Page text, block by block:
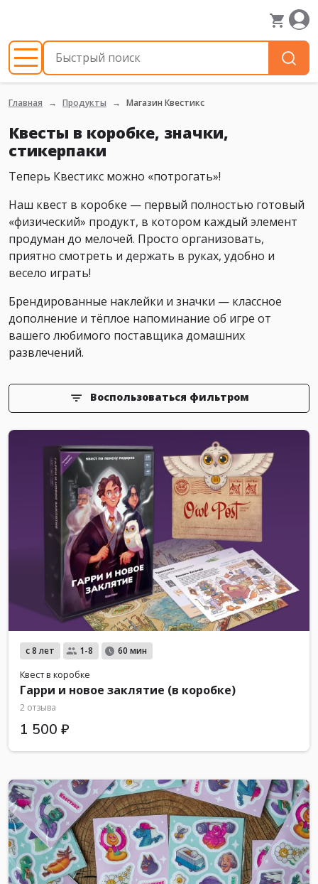
Главная Продукты Магазин Квестикс
Квесты в коробке, значки,
стикерпаки
Теперь Квестикс можно «потрогать»!
Наш квест в коробке — первый полностью готовый
«физический» продукт, в котором каждый элемент
продуман до мелочей. Просто организовать,
приятно смотреть и держать в руках, удобно и
весело играть!
Брендированные наклейки и значки — классное
дополнение и тёплое напоминание об игре от
вашего любимого поставщика домашних
развлечений.
Воспользоваться фильтром
с 8 лет 1-8 60 мин
Квест в коробке
Гарри и новое заклятие (в коробке)
2 отзыва
1 500 ₽